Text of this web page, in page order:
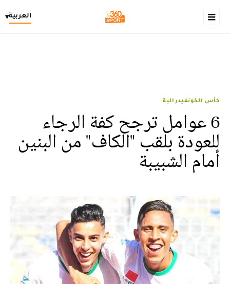
العربية▾
كأس الكونفيدرالية
6 عوامل ترجح كفة الرجاء
للعودة بلقب "الكاف" من البنين
أمام الشبيبة